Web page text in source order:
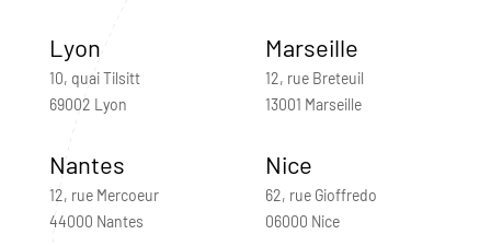
Lyon
10, quai Tilsitt
69002 Lyon
Marseille
12, rue Breteuil
13001 Marseille
Nantes
12, rue Mercoeur
44000 Nantes
Nice
62, rue Gioffredo
06000 Nice